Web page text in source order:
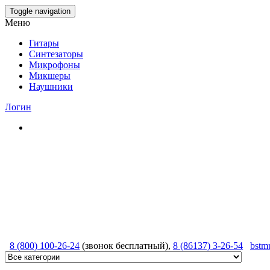
Skip
to
content
Toggle navigation
Меню
Гитары
Синтезаторы
Микрофоны
Микшеры
Наушники
Логин
8 (800) 100-26-24 (звонок бесплатный), 8 (86137) 3-26-54